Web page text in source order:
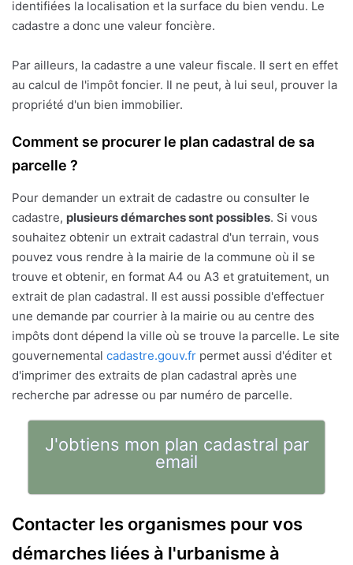
identifiées la localisation et la surface du bien vendu. Le
cadastre a donc une valeur foncière.
Par ailleurs, la cadastre a une valeur fiscale. Il sert en effet
au calcul de l'impôt foncier. Il ne peut, à lui seul, prouver la
propriété d'un bien immobilier.
Comment se procurer le plan cadastral de sa
parcelle ?
Pour demander un extrait de cadastre ou consulter le
cadastre, plusieurs démarches sont possibles. Si vous
souhaitez obtenir un extrait cadastral d'un terrain, vous
pouvez vous rendre à la mairie de la commune où il se
trouve et obtenir, en format A4 ou A3 et gratuitement, un
extrait de plan cadastral. Il est aussi possible d'effectuer
une demande par courrier à la mairie ou au centre des
impôts dont dépend la ville où se trouve la parcelle. Le site
gouvernemental cadastre.gouv.fr permet aussi d'éditer et
d'imprimer des extraits de plan cadastral après une
recherche par adresse ou par numéro de parcelle.
J'obtiens mon plan cadastral par
email
Contacter les organismes pour vos
démarches liées à l'urbanisme à